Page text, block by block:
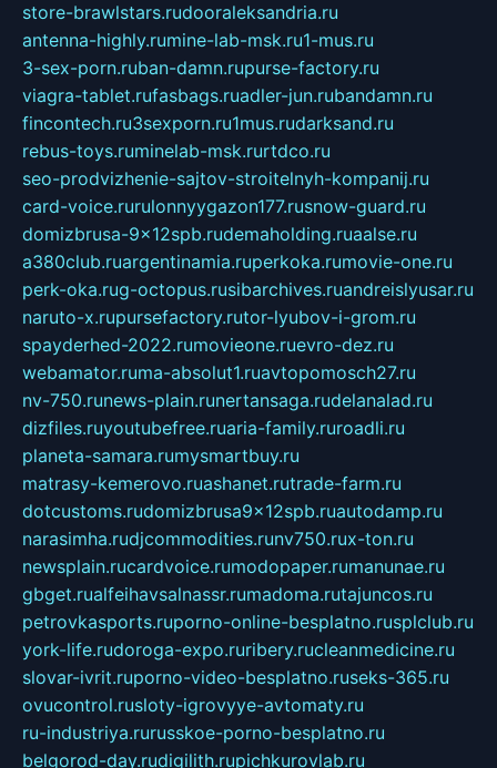
store-brawlstars.rudooraleksandria.ru
antenna-highly.rumine-lab-msk.ru1-mus.ru
3-sex-porn.ruban-damn.rupurse-factory.ru
viagra-tablet.rufasbags.ruadler-jun.rubandamn.ru
fincontech.ru3sexporn.ru1mus.rudarksand.ru
rebus-toys.ruminelab-msk.rurtdco.ru
seo-prodvizhenie-sajtov-stroitelnyh-kompanij.ru
card-voice.rurulonnyygazon177.rusnow-guard.ru
domizbrusa-9x12spb.rudemaholding.ruaalse.ru
a380club.ruargentinamia.ruperkoka.rumovie-one.ru
perk-oka.rug-octopus.rusibarchives.ruandreislyusar.ru
naruto-x.rupursefactory.rutor-lyubov-i-grom.ru
spayderhed-2022.rumovieone.ruevro-dez.ru
webamator.ruma-absolut1.ruavtopomosch27.ru
nv-750.runews-plain.runertansaga.rudelanalad.ru
dizfiles.ruyoutubefree.ruaria-family.ruroadli.ru
planeta-samara.rumysmartbuy.ru
matrasy-kemerovo.ruashanet.rutrade-farm.ru
dotcustoms.rudomizbrusa9x12spb.ruautodamp.ru
narasimha.rudjcommodities.runv750.rux-ton.ru
newsplain.rucardvoice.rumodopaper.rumanunae.ru
gbget.rualfeihavsalnassr.rumadoma.rutajuncos.ru
petrovkasports.ruporno-online-besplatno.rusplclub.ru
york-life.rudoroga-expo.ruribery.rucleanmedicine.ru
slovar-ivrit.ruporno-video-besplatno.ruseks-365.ru
ovucontrol.rusloty-igrovyye-avtomaty.ru
ru-industriya.rurusskoe-porno-besplatno.ru
belgorod-day.rudigilith.rupichkurovlab.ru